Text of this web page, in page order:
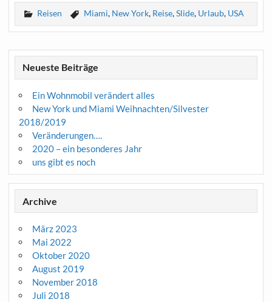
Reisen Miami, New York, Reise,Slide, Urlaub, USA
Neueste Beiträge
Ein Wohnmobil verändert alles
New York und Miami Weihnachten/Silvester
2018/2019
Veränderungen….
2020 – ein besonderes Jahr
uns gibt es noch
Archive
März 2023
Mai 2022
Oktober 2020
August 2019
November 2018
Juli 2018